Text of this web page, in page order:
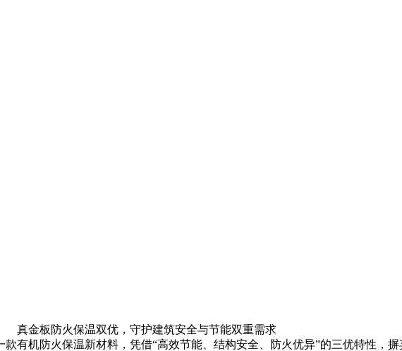
真金板防火保温双优，守护建筑安全与节能双重需求
机防火保温新材料，凭借“高效节能、结构安全、防火优异”的三优特性，